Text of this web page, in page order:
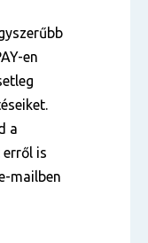
en
a
is
mailben